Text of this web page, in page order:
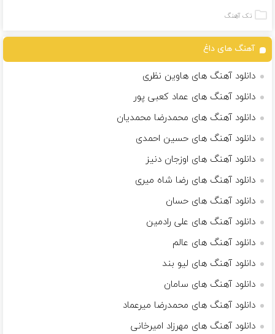
تک آهنگ
آهنگ های داغ
دانلود آهنگ های هاوین نظری
دانلود آهنگ های عماد کعبی پور
دانلود آهنگ های محمدرضا محمدیان
دانلود آهنگ های حسین احمدی
دانلود آهنگ های اوزجان دنیز
دانلود آهنگ های رضا شاه میری
دانلود آهنگ های حسان
دانلود آهنگ های علی رادمین
دانلود آهنگ های عالم
دانلود آهنگ های لیو بند
دانلود آهنگ های سامان
دانلود آهنگ های محمدرضا میرعماد
دانلود آهنگ های مهرزاد امیرخانی